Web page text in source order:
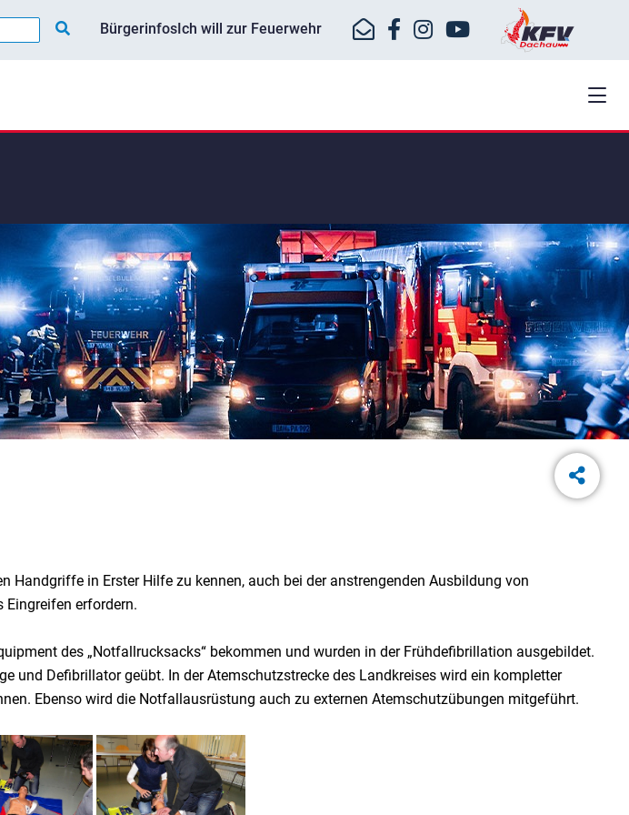
BürgerinfosIch will zur Feuerwehr
in Erster Hilfe zu kennen, auch bei der anstrengenden Ausbildung von
erfordern.
des „Notfallrucksacks“ bekommen und wurden in der Frühdefibrillation ausgebildet.
und Defibrillator geübt. In der Atemschutzstrecke des Landkreises wird ein kompletter
Ebenso wird die Notfallausrüstung auch zu externen Atemschutzübungen mitgeführt.